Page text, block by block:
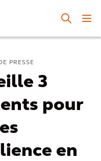
PRESSE
3
pour
en